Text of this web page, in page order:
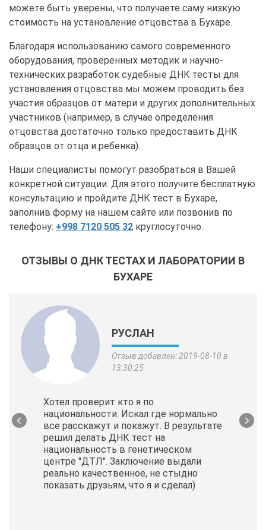
можете быть уверены, что получаете саму низкую
стоимость на установление отцовства в Бухаре.
Благодаря использованию самого современного
оборудования, проверенных методик и научно-
технических разработок судебные ДНК тесты для
установления отцовства мы можем проводить без
участия образцов от матери и других дополнительных
участников (например, в случае определения
отцовства достаточно только предоставить ДНК
образцов от отца и ребенка).
Наши специалисты помогут разобраться в Вашей
конкретной ситуации. Для этого получите бесплатную
консультацию и пройдите ДНК тест в Бухаре,
заполнив форму на нашем сайте или позвонив по
телефону: +998 7120 505 32 круглосуточно.
ОТЗЫВЫ О ДНК ТЕСТАХ И ЛАБОРАТОРИИ В
БУХАРЕ
РУСЛАН
Отзыв добавлен: 2019-08-10 в
13:30:25
Хотел проверит кто я по
национальности. Искал где нормально
все расскажут и покажут. В результате
решил делать ДНК тест на
национальность в генетическом
центре "ДТЛ". Заключение выдали
реально качественное, не стыдно
показать друзьям, что я и сделал)